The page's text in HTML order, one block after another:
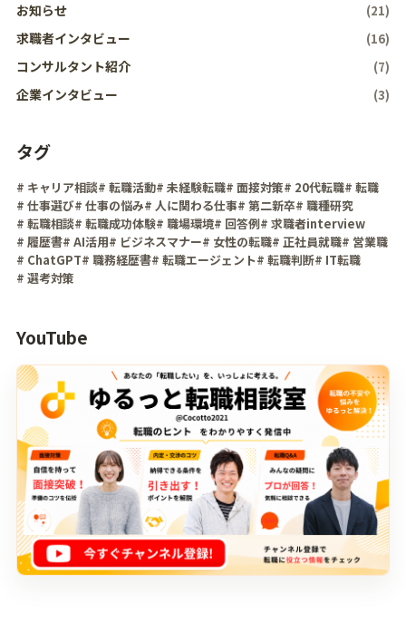
お知らせ (21)
求職者インタビュー (16)
コンサルタント紹介 (7)
企業インタビュー (3)
タグ
# キャリア相談# 転職活動# 未経験転職# 面接対策# 20代転職# 転職
# 仕事選び# 仕事の悩み# 人に関わる仕事# 第二新卒# 職種研究
# 転職相談# 転職成功体験# 職場環境# 回答例# 求職者interview
# 履歴書# AI活用# ビジネスマナー# 女性の転職# 正社員就職# 営業職
# ChatGPT# 職務経歴書# 転職エージェント# 転職判断# IT転職
# 選考対策
YouTube